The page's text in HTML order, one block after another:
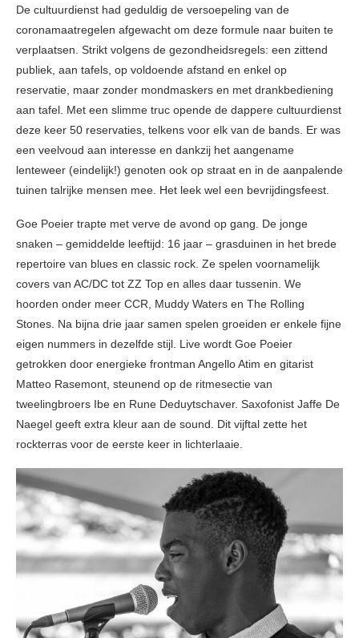
De cultuurdienst had geduldig de versoepeling van de
coronamaatregelen afgewacht om deze formule naar buiten te
verplaatsen. Strikt volgens de gezondheidsregels: een zittend
publiek, aan tafels, op voldoende afstand en enkel op
reservatie, maar zonder mondmaskers en met drankbediening
aan tafel. Met een slimme truc opende de dappere cultuurdienst
deze keer 50 reservaties, telkens voor elk van de bands. Er was
een veelvoud aan interesse en dankzij het aangename
lenteweer (eindelijk!) genoten ook op straat en in de aanpalende
tuinen talrijke mensen mee. Het leek wel een bevrijdingsfeest.
Goe Poeier trapte met verve de avond op gang. De jonge
snaken – gemiddelde leeftijd: 16 jaar – grasduinen in het brede
repertoire van blues en classic rock. Ze spelen voornamelijk
covers van AC/DC tot ZZ Top en alles daar tussenin. We
hoorden onder meer CCR, Muddy Waters en The Rolling
Stones. Na bijna drie jaar samen spelen groeiden er enkele fijne
eigen nummers in dezelfde stijl. Live wordt Goe Poeier
getrokken door energieke frontman Angello Atim en gitarist
Matteo Rasemont, steunend op de ritmesectie van
tweelingbroers Ibe en Rune Deduytschaver. Saxofonist Jaffe De
Naegel geeft extra kleur aan de sound. Dit vijftal zette het
rockterras voor de eerste keer in lichterlaaie.